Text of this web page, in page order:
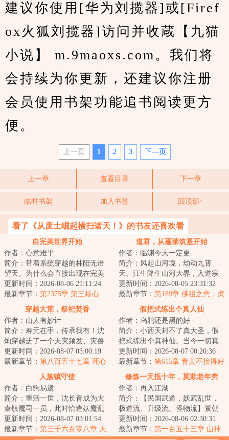
建议你使用[华为刘揽器]或[Firef
ox火狐刘揽器]访问并收蔵【九猫
小说】 m.9maoxs.com。我们将
会持续为你更新，还建议你注册
会员使用书架功能追书阅读更方
便。
上一页 1 2 3 下—页
上一章 查看目录 下一章
临时书架 加入书签 回顶部↑
看了《从废土崛起横扫诸天！》的书友还喜欢看
自完美世界开始
作者：心意难平.
简介：带着系统穿越的林阳无语
望天。为什么会直接出现在完美
世界这种噩梦级世界？还好可以
继续穿越，不慌...
更新时间：2026-08-06 21:11:24
最新章节： 第2375章 第三核心
道君，从蓬莱筑基开始
作者：临渊今天一定更
简介：风起山河境，劫动九霄
天。江生降生山河大界，入道宗
蓬莱，八岁许道、四载识文、六
载春秋已天道筑基...
更新时间：2026-08-05 23:31:32
最新章节： 第189章 佛祖之意，贞
穿越大荒，祭祀焚香
作者：山人有妙计
简介：寿元在手，传承我有！沈
灿穿越进了一个天灾频发、灾兽
横行，异族视人族为血食、祭品
的大荒世界。成...
更新时间：2026-08-07 03:00:19
最新章节： 第八百五十七章 死心
假把式练出个真人仙
作者：乌鸦还是黑的好
简介：小西天封不了真大圣，假
把式练出个真神仙。当今一切真
法都已沉寂，世间再无任何超凡
异术。可当深入...
更新时间：2026-08-07 00:20:36
最新章节： 第615章 青黄不接得好
人族镇守使
作者：白驹易逝
简介：重活一世，沈长青成为大
秦镇魔司一员，此时恰逢妖魔乱
世，诡怪猖獗斩杀幽级诡怪，十
三太保横练功提...
更新时间：2026-08-07 03:01:54
最新章节： 第三千六百零八章 天
修炼一天抵十年，莫欺老年穷
作者：再入江湖
简介：【民国武道，妖武乱世，
极道流、升级流、怪物流】景朝
灭亡，新国建立，然内有军阀混
战，外有列强环...
更新时间：2026-08-06 02:30:31
最新章节： 第一百五十三章 山神